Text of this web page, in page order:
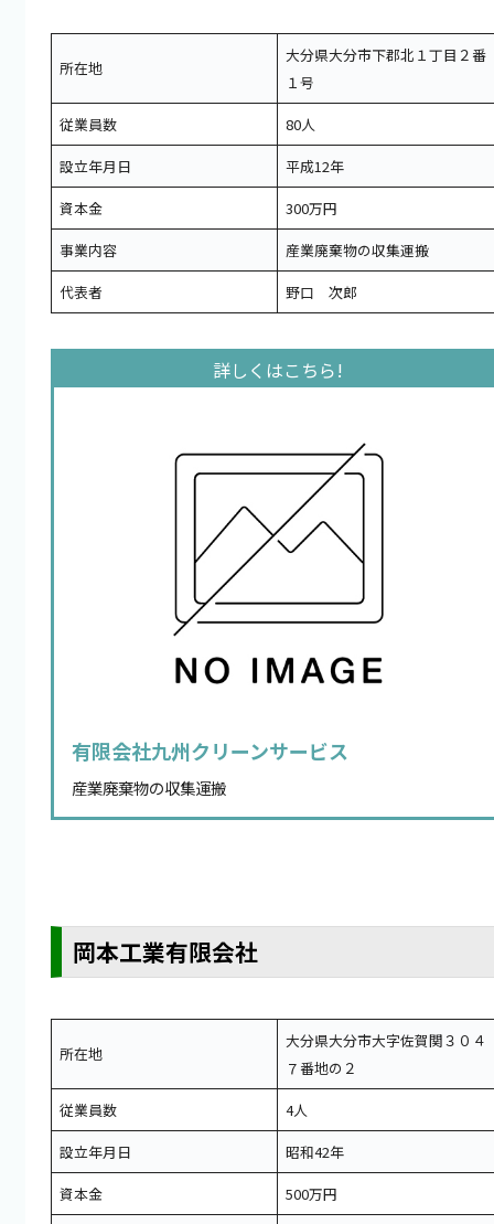
所在地
大分県大分市下郡北１丁目２番
１号
従業員数
80人
設立年月日
平成12年
資本金
300万円
事業内容
産業廃棄物の収集運搬
代表者
野口 次郎
有限会社九州クリーンサービス
産業廃棄物の収集運搬
岡本工業有限会社
所在地
大分県大分市大字佐賀関３０４
７番地の２
従業員数
4人
設立年月日
昭和42年
資本金
500万円